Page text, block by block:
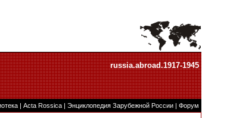
russia.abroad.1917-1945
| Acta Rossica | Энциклопедия Зарубежной России | Форум